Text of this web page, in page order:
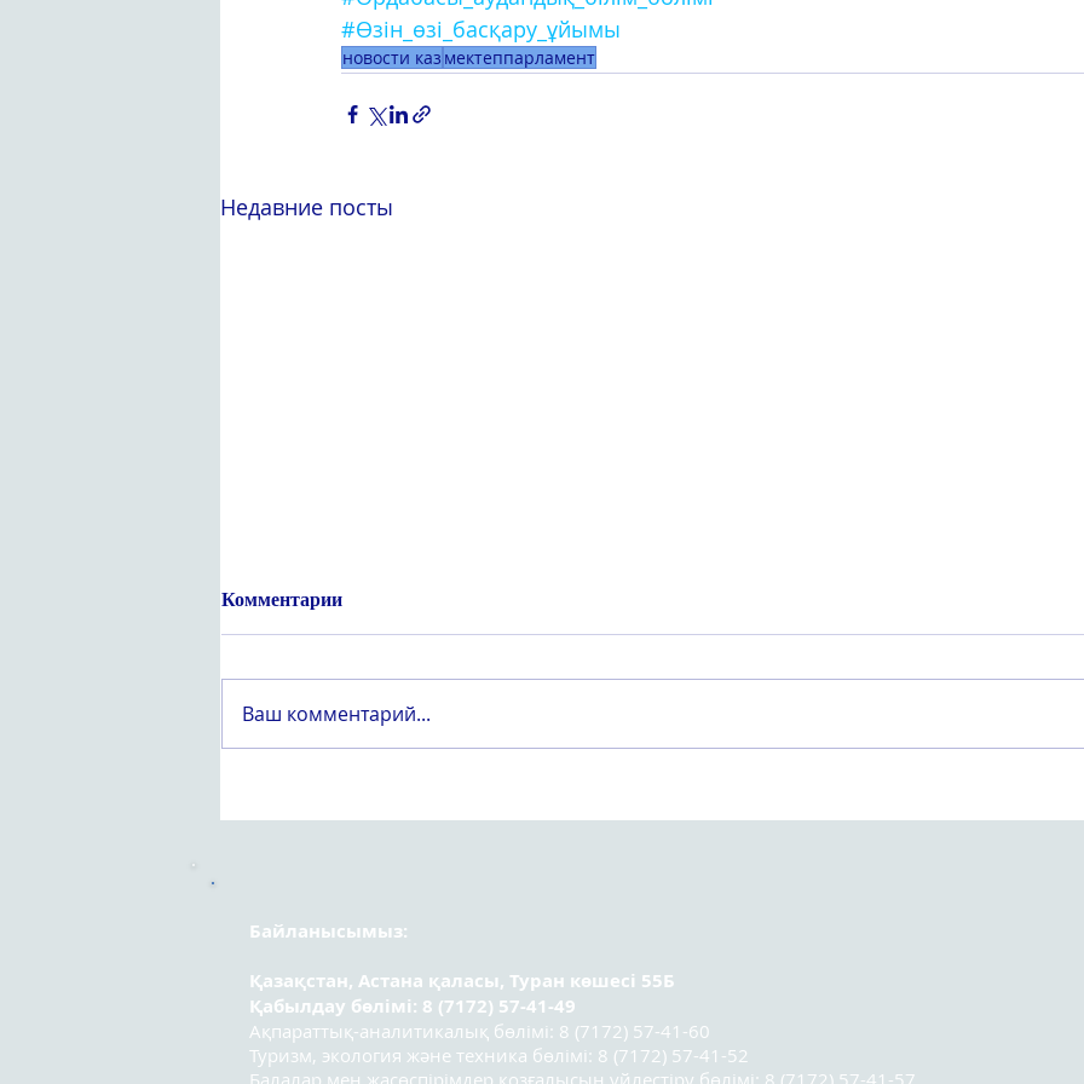
#Өзін_өзі_басқару_ұйымы
новости каз мектеппарламент
Недавние посты
Комментарии
Ваш комментарий...
Байланысымыз:
Қазақстан, Астана қаласы, Туран көшесі 55Б
Қабылдау бөлімі: 8 (7172) 57-41-49
Ақпараттық-аналитикалық бөлімі: 8 (7172) 57-41-60
Туризм, экология және техника бөлімі: 8 (7172) 57-41-52